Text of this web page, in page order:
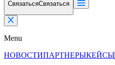
СвязатьсяСвязаться
Menu
НОВОСТИПАРТНЕРЫКЕЙСЫ